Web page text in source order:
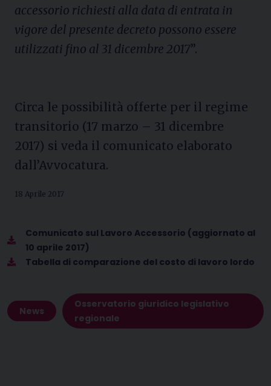
accessorio richiesti alla data di entrata in
vigore del presente decreto possono essere
utilizzati fino al 31 dicembre 2017”.
Circa le possibilità offerte per il regime
transitorio (17 marzo – 31 dicembre
2017) si veda il comunicato elaborato
dall’Avvocatura.
18 Aprile 2017
Comunicato sul Lavoro Accessorio (aggiornato al
10 aprile 2017)
Tabella di comparazione del costo di lavoro lordo
News
Osservatorio giuridico legislativo
regionale